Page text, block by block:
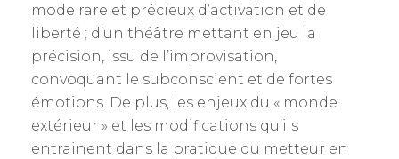
mode rare et précieux d’activation et de
liberté ; d’un théâtre mettant en jeu la
précision, issu de l’improvisation,
convoquant le subconscient et de fortes
émotions. De plus, les enjeux du « monde
extérieur » et les modifications qu’ils
entrainent dans la pratique du metteur en